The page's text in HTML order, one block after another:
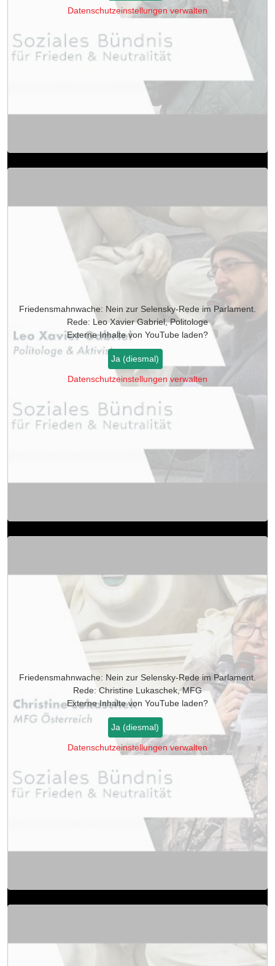
Datenschutzeinstellungen verwalten
Friedensmahnwache: Nein zur Selensky-Rede im Parlament.
Rede: Leo Xavier Gabriel, Politologe
Externe Inhalte von YouTube laden?
Ja (diesmal)
Datenschutzeinstellungen verwalten
Friedensmahnwache: Nein zur Selensky-Rede im Parlament.
Rede: Christine Lukaschek, MFG
Externe Inhalte von YouTube laden?
Ja (diesmal)
Datenschutzeinstellungen verwalten